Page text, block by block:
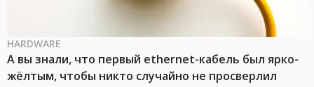
HARDWARE
А вы знали, что первый ethernet-кабель был ярко-
жёлтым, чтобы никто случайно не просверлил